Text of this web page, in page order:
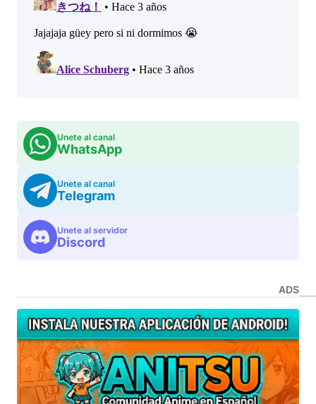
Unete al canal
WhatsApp
Unete al canal
Telegram
Unete al servidor
Discord
ADS